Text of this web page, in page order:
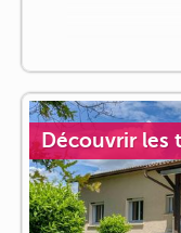
Découvrir les